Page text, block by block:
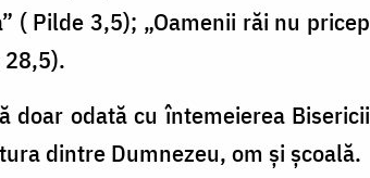
( Pilde 3,5); „Oamenii răi nu pricep
28,5).
doar odată cu întemeierea Bisericii
dintre Dumnezeu, om și școală.